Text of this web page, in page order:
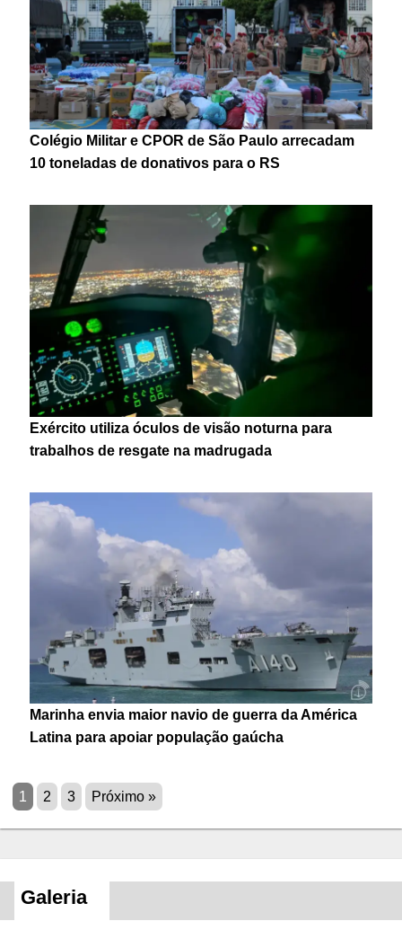
Colégio Militar e CPOR de São Paulo arrecadam
10 toneladas de donativos para o RS
Exército utiliza óculos de visão noturna para
trabalhos de resgate na madrugada
Marinha envia maior navio de guerra da América
Latina para apoiar população gaúcha
1 2 3 Próximo »
Galeria